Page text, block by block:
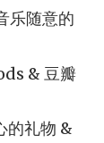
乐随意的
& 豆瓣
的礼物 &